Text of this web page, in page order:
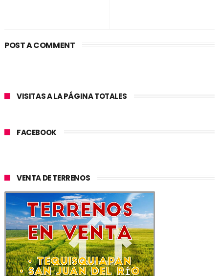
POST A COMMENT
VISITAS A LA PÁGINA TOTALES
FACEBOOK
VENTA DE TERRENOS